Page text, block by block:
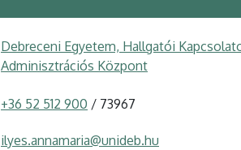
Debreceni Egyetem, Hallgatói
Adminisztrációs Központ
+36 52 512 900 / 73967
ilyes.annamaria@unideb.hu